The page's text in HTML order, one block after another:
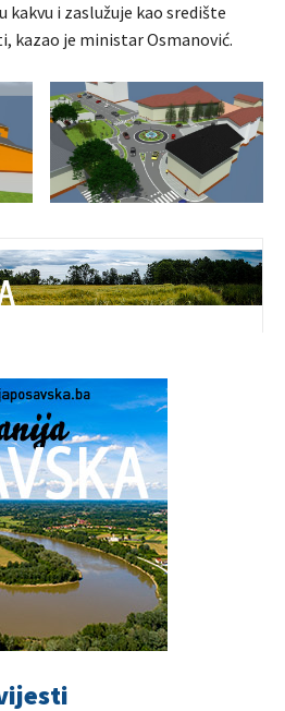
kakvu i zaslužuje kao središte
kazao je ministar Osmanović.